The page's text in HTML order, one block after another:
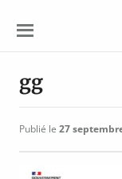
gg
Publié le 27